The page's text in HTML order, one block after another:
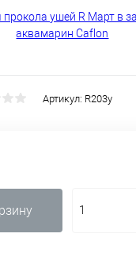
Артикул: R203y